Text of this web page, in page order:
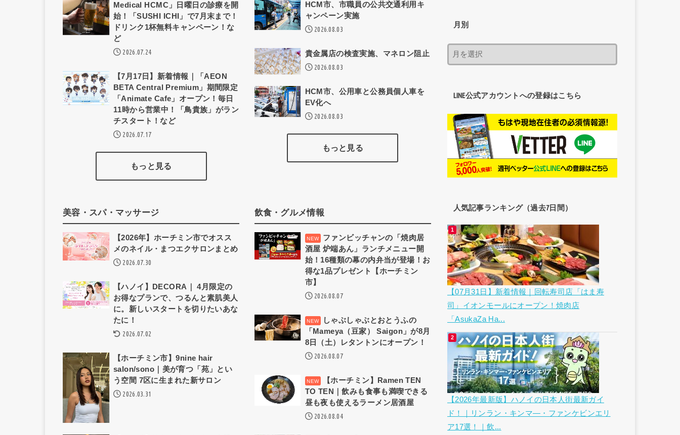
Medical HCMC」日曜日の診療を開
始！「SUSHI ICHI」で7月末まで！
ドリンク1杯無料キャンペーン！な
ど
2026.07.24
【7月17日】新着情報｜「AEON
BETA Central Premium」期間限定
「Animate Cafe」オープン！毎日
11時から営業中！「鳥貴族」がラン
チスタート！など
2026.07.17
もっと見る
HCM市、市職員の公共交通利用キ
ャンペーン実施
2026.08.03
貴金属店の検査実施、マネロン阻止
2026.08.03
HCM市、公用車と公務員個人車を
EV化へ
2026.08.03
もっと見る
美容・スパ・マッサージ
【2026年】ホーチミン市でオスス
メのネイル・まつエクサロンまとめ
2026.07.30
【ハノイ】DECORA｜ 4月限定の
お得なプランで、つるんと素肌美人
に。新しいスタートを切りたいあな
たに！
2026.07.02
【ホーチミン市】9nine hair
salon/sono｜美が育つ「苑」とい
う空間 7区に生まれた新サロン
2026.03.31
飲食・グルメ情報
ファンビッチャンの「焼肉居
酒屋 炉端あん」ランチメニュー開
始！16種類の幕の内弁当が登場！お
得な1品プレゼント【ホーチミン
市】
2026.08.07
しゃぶしゃぶとおとうふの
「Mameya（豆家） Saigon」が8月
8日（土）レタントンにオープン！
2026.08.07
【ホーチミン】Ramen TEN
TO TEN｜飲みも食事も満喫できる
昼も夜も使えるラーメン居酒屋
2026.08.04
月別
LINE公式アカウントへの登録はこちら
人気記事ランキング（過去7日間）
【07月31日】新着情報｜回転寿司店「はま寿
司」イオンモールにオープン！焼肉店
「AsukaZa Ha...
【2026年最新版】ハノイの日本人街最新ガイ
ド！｜リンラン・キンマ―・ファンケビンエリ
ア17選！｜飲...